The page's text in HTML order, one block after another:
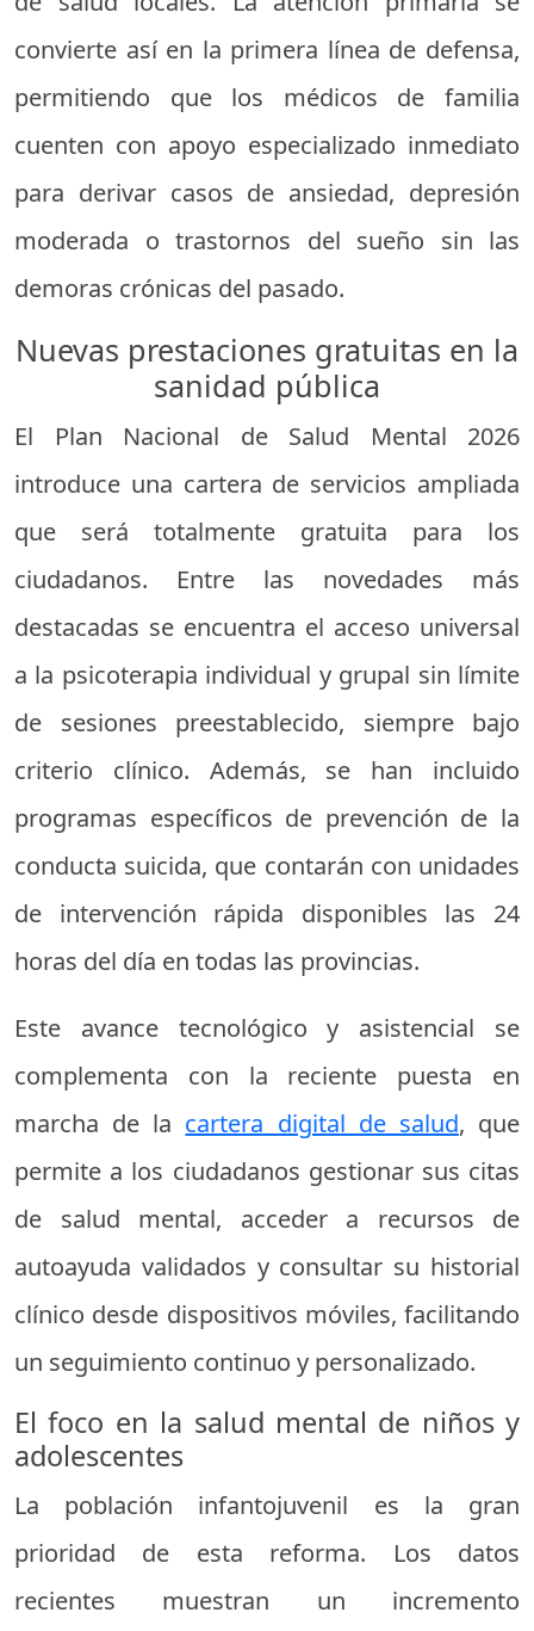
convierte así en la primera línea de defensa,
permitiendo que los médicos de familia
cuenten con apoyo especializado inmediato
para derivar casos de ansiedad, depresión
moderada o trastornos del sueño sin las
demoras crónicas del pasado.
Nuevas prestaciones gratuitas en la
sanidad pública
El Plan Nacional de Salud Mental 2026
introduce una cartera de servicios ampliada
que será totalmente gratuita para los
ciudadanos. Entre las novedades más
destacadas se encuentra el acceso universal
a la psicoterapia individual y grupal sin límite
de sesiones preestablecido, siempre bajo
criterio clínico. Además, se han incluido
programas específicos de prevención de la
conducta suicida, que contarán con unidades
de intervención rápida disponibles las 24
horas del día en todas las provincias.
Este avance tecnológico y asistencial se
complementa con la reciente puesta en
marcha de la cartera digital de salud, que
permite a los ciudadanos gestionar sus citas
de salud mental, acceder a recursos de
autoayuda validados y consultar su historial
clínico desde dispositivos móviles, facilitando
un seguimiento continuo y personalizado.
El foco en la salud mental de niños y
adolescentes
La población infantojuvenil es la gran
prioridad de esta reforma. Los datos
recientes muestran un incremento